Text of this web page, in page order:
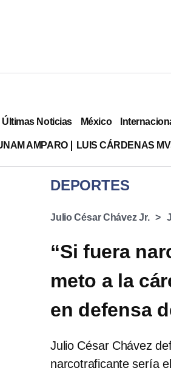
Últimas Noticias México
AMPARO LUIS CÁRDENAS
DEPORTES
Julio César Chávez Jr.
“Si fuera
meto a la
en defensa
Julio César Chávez
narcotraficante sería